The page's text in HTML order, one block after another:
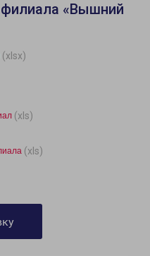
«Вышний
(xlsx)
(xls)
(xls)